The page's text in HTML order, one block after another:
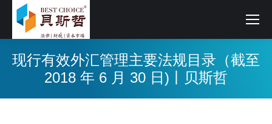
现行有效外汇管理主要法规目录（截至
2018 年 6 月 30 日)丨贝斯哲